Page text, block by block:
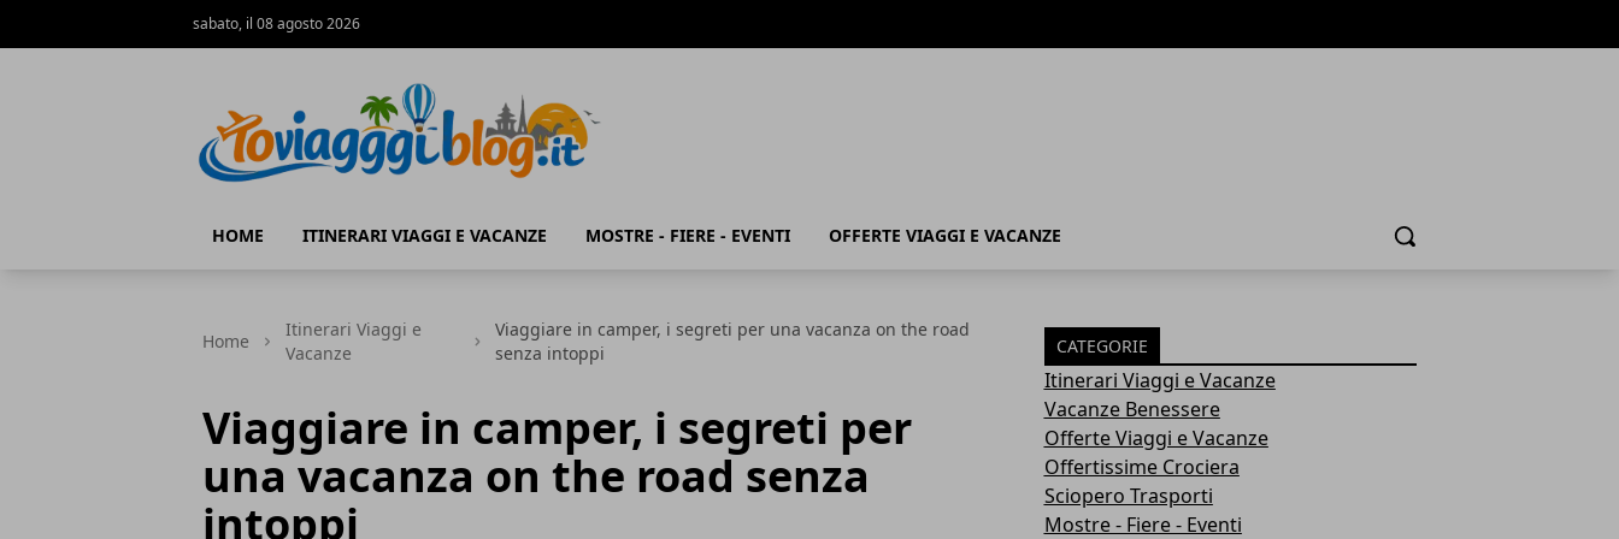
sabato, il 08 agosto 2026
HOME ITINERARI VIAGGI E VACANZE MOSTRE - FIERE - EVENTI OFFERTE VIAGGI E VACANZE Cerca
Home
Itinerari Viaggi e
Vacanze
Viaggiare in camper, i segreti per una vacanza on the road
senza intoppi
Viaggiare in camper, i segreti per
una vacanza on the road senza
intoppi
CATEGORIE
Itinerari Viaggi e Vacanze
Vacanze Benessere
Offerte Viaggi e Vacanze
Offertissime Crociera
Sciopero Trasporti
Mostre - Fiere - Eventi